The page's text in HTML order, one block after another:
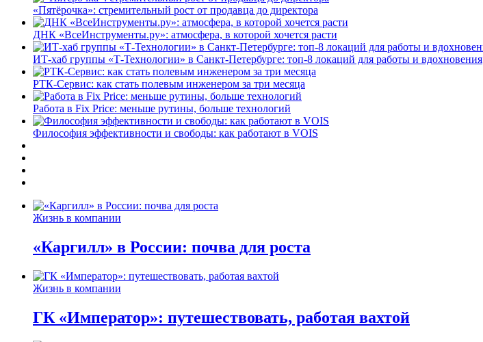
«Пятёрочка»: стремительный рост от продавца до директора
ДНК «ВсеИнструменты.ру»: атмосфера, в которой хочется расти
ИТ-хаб группы «Т-Технологии» в Санкт-Петербурге: топ-8 локаций для работы и вдохновения
РТК-Сервис: как стать полевым инженером за три месяца
Работа в Fix Price: меньше рутины, больше технологий
Философия эффективности и свободы: как работают в VOIS
Жизнь в компании
«Каргилл» в России: почва для роста
Жизнь в компании
ГК «Император»: путешествовать, работая вахтой